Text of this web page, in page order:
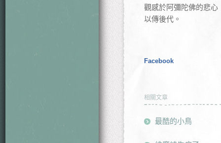
觀感於阿彌陀佛的悲
以傳後代。
Facebook
相關文章
最酷的小鳥